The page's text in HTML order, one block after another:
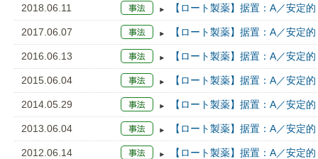
2018.06.11 【ロート製薬】据置：A／安定的
2017.06.07 【ロート製薬】据置：A／安定的
2016.06.13 【ロート製薬】据置：A／安定的
2015.06.04 【ロート製薬】据置：A／安定的
2014.05.29 【ロート製薬】据置：A／安定的
2013.06.04 【ロート製薬】据置：A／安定的
2012.06.14 【ロート製薬】据置：A／安定的